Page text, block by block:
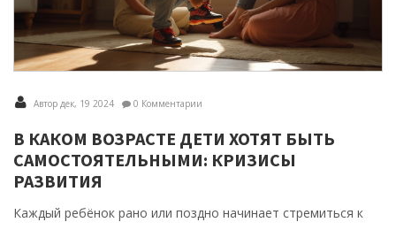
Автор дек, 19 2024 0 Комментарии
В КАКОМ ВОЗРАСТЕ ДЕТИ ХОТЯТ БЫТЬ
САМОСТОЯТЕЛЬНЫМИ: КРИЗИСЫ
РАЗВИТИЯ
Каждый ребёнок рано или поздно начинает стремиться к